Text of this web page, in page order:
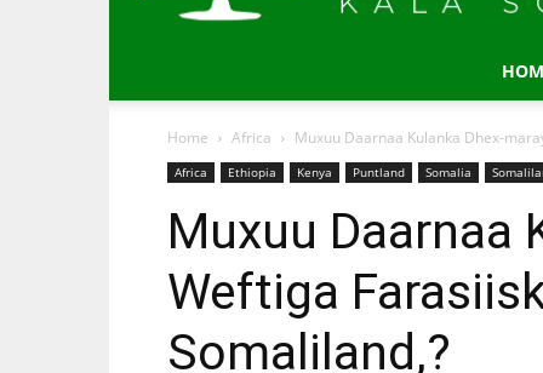
Home Africa Muxuu Daarnaa Kulanka Dhex-
Africa Ethiopia Kenya Puntland Somalia
Muxuu Daarnaa
Weftiga
Somaliland,?